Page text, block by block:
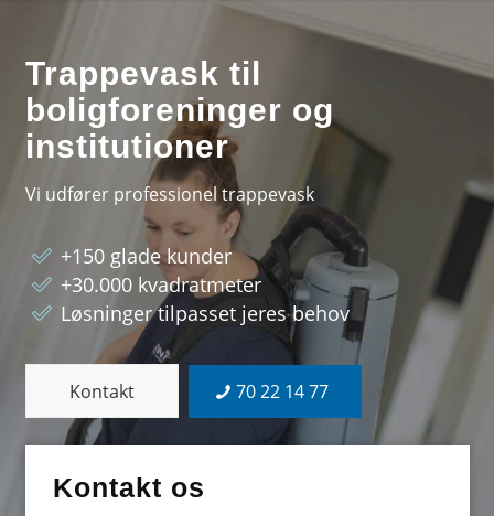
Trappevask til
boligforeninger og
institutioner
Vi udfører professionel trappevask
+150 glade kunder
+30.000 kvadratmeter
Løsninger tilpasset jeres behov
Kontakt 70 22 14 77
Kontakt os